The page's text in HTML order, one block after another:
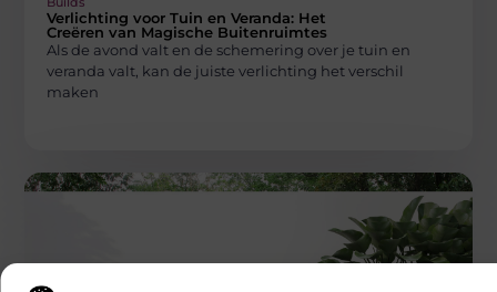
Verlichting voor Tuin en Veranda: Het
Creëren van Magische Buitenruimtes
Als de avond valt en de schemering over je tuin en
veranda valt, kan de juiste verlichting het verschil
maken